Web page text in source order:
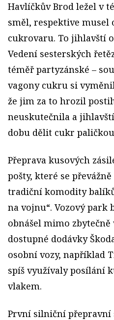
Havlíčkův Brod ležel v
směl, respektive
cukrovaru. To jihlavští
Vedení sesterských
téměř partyzánské –
vagony cukru si
že jim za to hrozil
neuskutečnila a
dobu dělit cukr
Přeprava kusových
pošty, které se
tradiční komodity
na vojnu“. Vozový park
obnášel mimo
dostupné dodávky
osobní vozy, například
spíš využívaly posílání
vlakem.
První silniční přepravní